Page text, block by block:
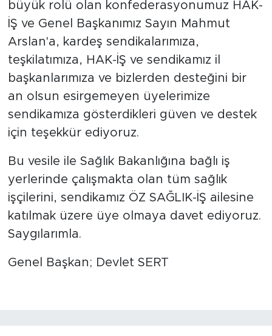
büyük rolü olan konfederasyonumuz HAK-
İŞ ve Genel Başkanımız Sayın Mahmut
Arslan'a, kardeş sendikalarımıza,
teşkilatımıza, HAK-İŞ ve sendikamız il
başkanlarımıza ve bizlerden desteğini bir
an olsun esirgemeyen üyelerimize
sendikamıza gösterdikleri güven ve destek
için teşekkür ediyoruz.
Bu vesile ile Sağlık Bakanlığına bağlı iş
yerlerinde çalışmakta olan tüm sağlık
işçilerini, sendikamız ÖZ SAĞLIK-İŞ ailesine
katılmak üzere üye olmaya davet ediyoruz.
Saygılarımla.
Genel Başkan; Devlet SERT